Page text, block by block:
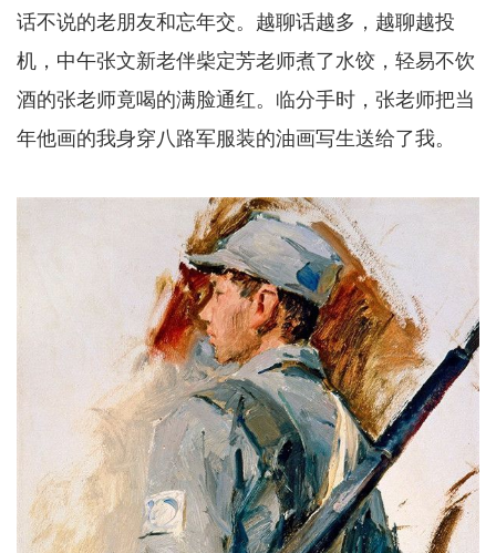
话不说的老朋友和忘年交。越聊话越多，越聊越投
机，中午张文新老伴柴定芳老师煮了水饺，轻易不饮
酒的张老师竟喝的满脸通红。临分手时，张老师把当
年他画的我身穿八路军服装的油画写生送给了我。